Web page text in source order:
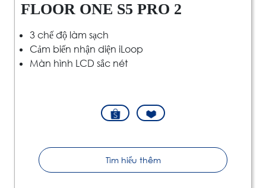
FLOOR ONE S5 PRO 2
3 chế độ làm sạch
Cảm biến nhận diện iLoop
Màn hình LCD sắc nét
Tìm hiểu thêm